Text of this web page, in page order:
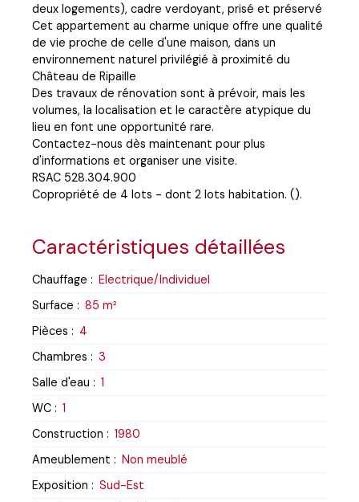
deux logements), cadre verdoyant, prisé et préservé
Cet appartement au charme unique offre une qualité
de vie proche de celle d'une maison, dans un
environnement naturel privilégié à proximité du
Château de Ripaille
Des travaux de rénovation sont à prévoir, mais les
volumes, la localisation et le caractère atypique du
lieu en font une opportunité rare.
Contactez-nous dès maintenant pour plus
d'informations et organiser une visite.
RSAC 528.304.900
Copropriété de 4 lots - dont 2 lots habitation. ().
Caractéristiques détaillées
Chauffage : Electrique/Individuel
Surface : 85 m²
Pièces : 4
Chambres : 3
Salle d'eau : 1
WC : 1
Construction : 1980
Ameublement : Non meublé
Exposition : Sud-Est